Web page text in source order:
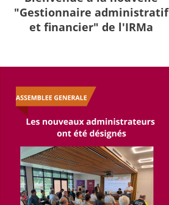
"Gestionnaire administratif
et financier" de l'IRMa